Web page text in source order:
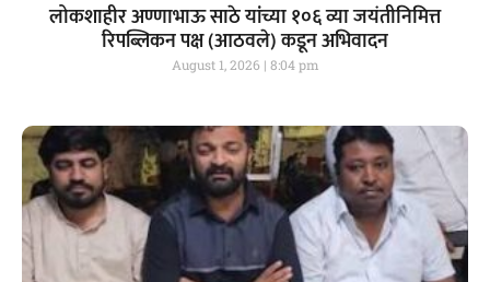
लोकशाहीर अण्णाभाऊ साठे यांच्या १०६ व्या जयंतीनिमित्त
रिपब्लिकन पक्ष (आठवले) कडून अभिवादन
August 1, 2026 8:04 pm